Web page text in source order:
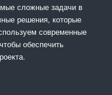
сложные задачи в
решения, которые
современные
обеспечить